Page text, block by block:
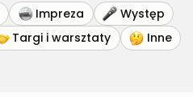
Impreza
Występ
Targi i warsztaty Inne